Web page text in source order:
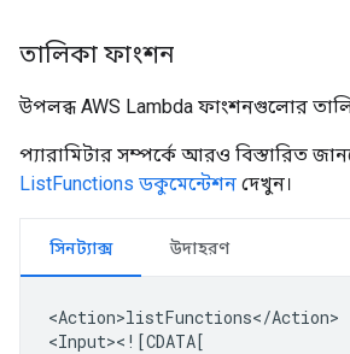
তালিকা ফাংশন
উপলব্ধ AWS Lambda ফাংশনগুলোর
প্যারামিটার সম্পর্কে আরও বিস্তারিত
ListFunctions ডকুমেন্টেশন দেখুন।
সিনট্যাক্স উদাহরণ
<Action>listFunctions</Action>
<Input><![CDATA[